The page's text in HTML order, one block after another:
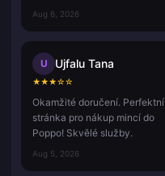
Aug 6, 2026
U Ujfalu Tana
★★★☆☆
Okamžité doručení. Perfektní
stránka pro nákup mincí do
Poppo! Skvělé služby.
Aug 5, 2026